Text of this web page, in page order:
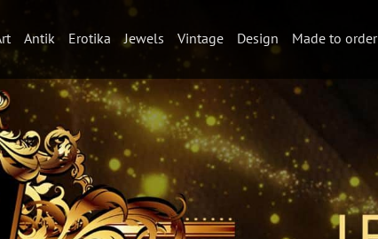
Antik Erotika Jewels Vintage Design Made to order